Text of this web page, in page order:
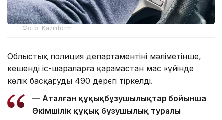
Фото: Kazinform
Облыстық полиция департаментінің мәліметінше,
кешенді іс-шараларға қарамастан мас күйінде
көлік басқарудың 490 дерегі тіркелді.
— Аталған құқықбұзушылықтар бойынша
Әкімшілік құқық бұзушылық туралы